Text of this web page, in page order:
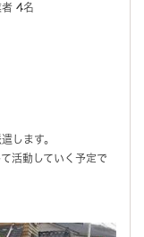
者 4名
します。
活動していく予定で